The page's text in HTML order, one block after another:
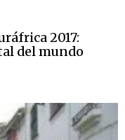
2017:
del mundo